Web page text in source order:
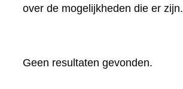
over de mogelijkheden die er zijn.
Geen resultaten gevonden.